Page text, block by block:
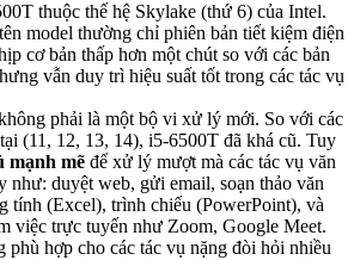
thuộc thế hệ Skylake (thứ 6) của Intel.
model thường chỉ phiên bản tiết kiệm điện
cơ bản thấp hơn một chút so với các bản
vẫn duy trì hiệu suất tốt trong các tác vụ
phải là một bộ vi xử lý mới. So với các
(11, 12, 13, 14), i5-6500T đã khá cũ. Tuy
mạnh mẽ để xử lý mượt mà các tác vụ văn
như: duyệt web, gửi email, soạn thảo văn
tính (Excel), trình chiếu (PowerPoint), và
việc trực tuyến như Zoom, Google Meet.
phù hợp cho các tác vụ nặng đòi hỏi nhiều